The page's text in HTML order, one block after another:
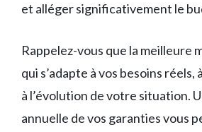
et alléger significativement le
Rappelez-vous que la meilleure
qui s’adapte à vos besoins
à l’évolution de votre situation.
annuelle de vos garanties vous